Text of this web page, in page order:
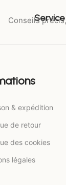
Conseils
& expédition
de retour
des cookies
légales